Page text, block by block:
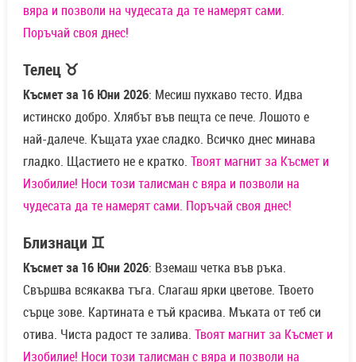
вяра и позволи на чудесата да те намерят сами.
Поръчай своя днес!
Телец ♉
Късмет за 16 Юни 2026: Месиш пухкаво тесто. Идва
истинско добро. Хлябът във пещта се пече. Лошото е
най-далече. Къщата ухае сладко. Всичко днес минава
гладко. Щастието не е кратко. Твоят магнит за Късмет и
Изобилие! Носи този талисман с вяра и позволи на
чудесата да те намерят сами. Поръчай своя днес!
Близнаци ♊
Късмет за 16 Юни 2026: Вземаш четка във ръка.
Свършва всякаква тъга. Слагаш ярки цветове. Твоето
сърце зове. Картината е тъй красива. Мъката от теб си
отива. Чиста радост те залива. Твоят магнит за Късмет и
Изобилие! Носи този талисман с вяра и позволи на